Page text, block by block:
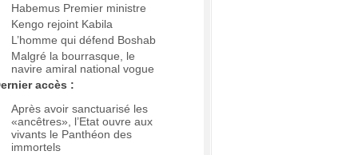
Habemus Premier ministre
Kengo rejoint Kabila
L’homme qui défend Boshab
Malgré la bourrasque, le
navire amiral national vogue
accès :
Après avoir sanctuarisé les
«ancêtres», l’Etat ouvre aux
vivants le Panthéon des
immortels